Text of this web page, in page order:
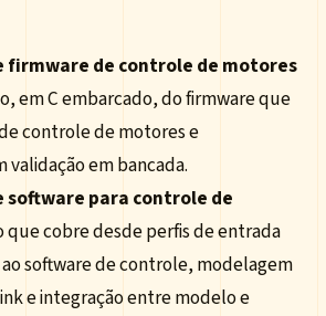
firmware de controle de motores
em C embarcado, do firmware que
controle de motores e
validação em bancada.
software para controle de
que cobre desde perfis de entrada
software de controle, modelagem
e integração entre modelo e